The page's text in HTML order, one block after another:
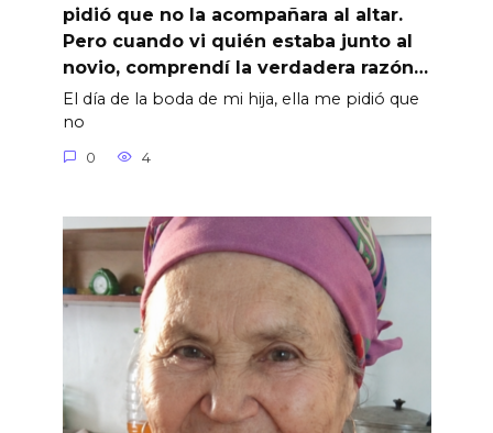
pidió que no la acompañara al altar.
Pero cuando vi quién estaba junto al
novio, comprendí la verdadera razón…
El día de la boda de mi hija, ella me pidió que
no
0 4